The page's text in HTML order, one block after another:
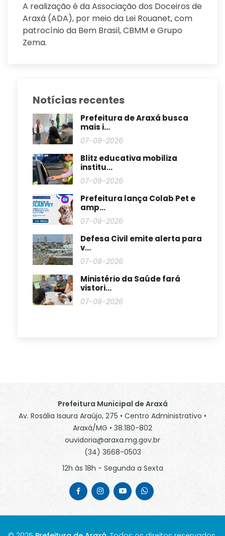
A realização é da Associação dos Doceiros de
Araxá (ADA), por meio da Lei Rouanet, com
patrocínio da Bem Brasil, CBMM e Grupo
Zema.
Notícias recentes
Prefeitura de Araxá busca
mais i...
07-08-2026
Blitz educativa mobiliza
institu...
07-08-2026
Prefeitura lança Colab Pet e
amp...
07-08-2026
Defesa Civil emite alerta para
v...
07-08-2026
Ministério da Saúde fará
vistori...
07-08-2026
Prefeitura Municipal de Araxá
Av. Rosália Isaura Araújo, 275 • Centro Administrativo •
Araxá/MG • 38.180-802
ouvidoria@araxa.mg.gov.br
(34) 3668-0503
12h às 18h - Segunda a Sexta